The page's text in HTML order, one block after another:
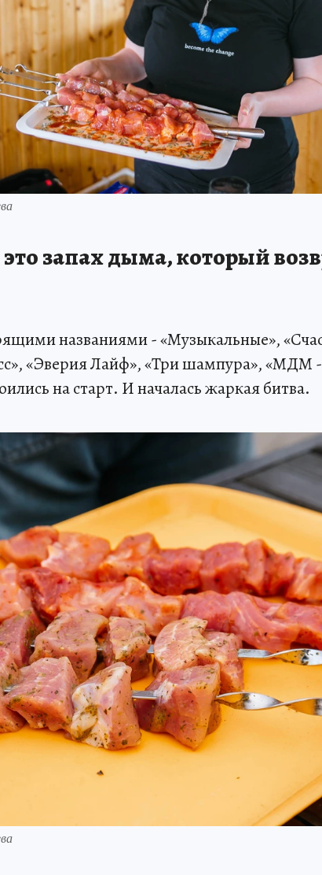
запах дыма, который
названиями - «Музыкальные»,
«Эверия Лайф», «Три шампура», «МДМ
на старт. И началась жаркая битва.